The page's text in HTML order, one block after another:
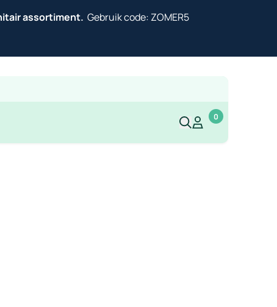
assortiment. Gebruik code: ZOMER5
Mijn account
Mijn account
0